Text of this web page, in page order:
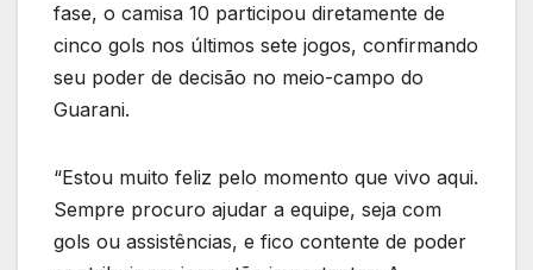
fase, o camisa 10 participou diretamente de
cinco gols nos últimos sete jogos, confirmando
seu poder de decisão no meio-campo do
Guarani.
“Estou muito feliz pelo momento que vivo aqui.
Sempre procuro ajudar a equipe, seja com
gols ou assistências, e fico contente de poder